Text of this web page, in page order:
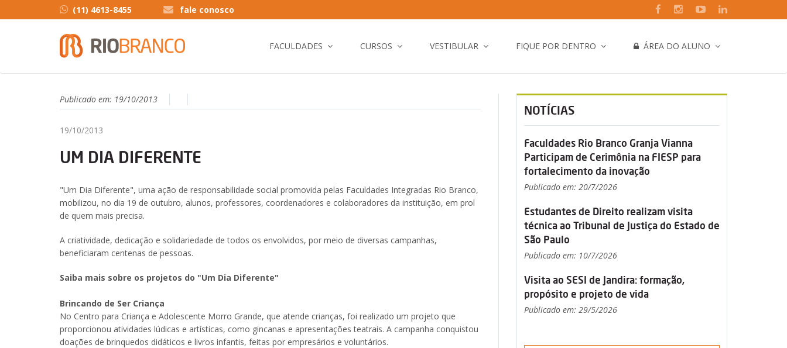
(11) 4613-8455 fale conosco
FACULDADES CURSOS VESTIBULAR FIQUE POR DENTRO ÁREA DO ALUNO
Publicado em: 19/10/2013
19/10/2013
UM DIA DIFERENTE
"Um Dia Diferente", uma ação de responsabilidade social promovida pelas Faculdades Integradas Rio Branco,
mobilizou, no dia 19 de outubro, alunos, professores, coordenadores e colaboradores da instituição, em prol
de quem mais precisa.
A criatividade, dedicação e solidariedade de todos os envolvidos, por meio de diversas campanhas,
beneficiaram centenas de pessoas.
Saiba mais sobre os projetos do "Um Dia Diferente"
Brincando de Ser Criança
No Centro para Criança e Adolescente Morro Grande, que atende crianças, foi realizado um projeto que
proporcionou atividades lúdicas e artísticas, como gincanas e apresentações teatrais. A campanha conquistou
doações de brinquedos didáticos e livros infantis, feitas por empresários e voluntários.
NOTÍCIAS
Faculdades Rio Branco Granja Vianna
Participam de Cerimônia na FIESP para
fortalecimento da inovação
Publicado em: 20/7/2026
Estudantes de Direito realizam visita
técnica ao Tribunal de Justiça do Estado de
São Paulo
Publicado em: 10/7/2026
Visita ao SESI de Jandira: formação,
propósito e projeto de vida
Publicado em: 29/5/2026